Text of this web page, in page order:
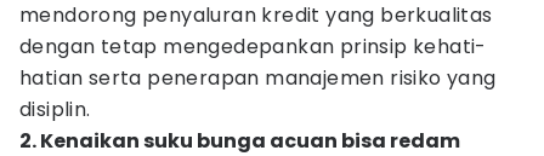
mendorong penyaluran kredit yang berkualitas
dengan tetap mengedepankan prinsip kehati-
hatian serta penerapan manajemen risiko yang
disiplin.
2. Kenaikan suku bunga acuan bisa redam